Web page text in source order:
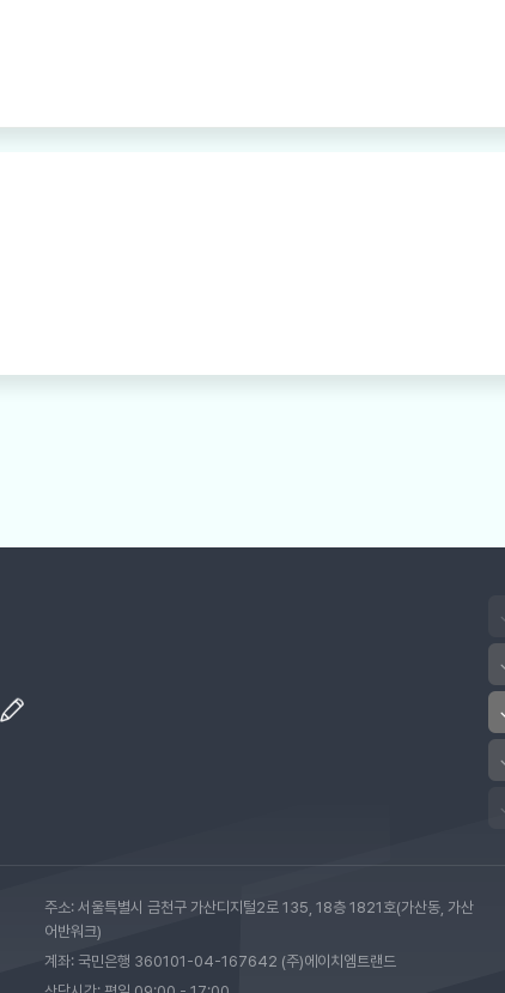
주소: 서울특별시 금천구 가산디지털2로 135, 18층 1821호(가산동, 가산
어반워크)
계좌: 국민은행 360101-04-167642 (주)에이치엠트랜드